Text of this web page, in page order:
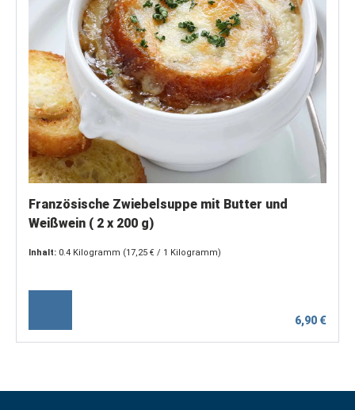
Französische Zwiebelsuppe mit Butter und
Weißwein ( 2 x 200 g)
Inhalt: 0.4 Kilogramm (17,25 € / 1 Kilogramm)
6,90 €